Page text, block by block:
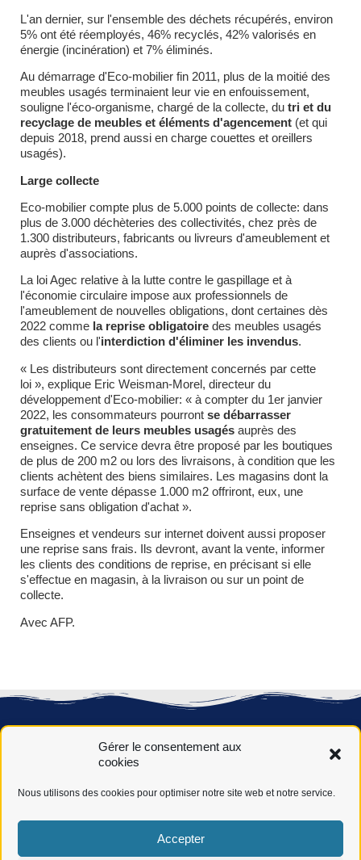
Gérer le consentement aux
cookies
Nous utilisons des cookies pour optimiser notre site web et notre service.
Accepter
L'an dernier, sur l'ensemble des déchets récupérés, environ
5% ont été réemployés, 46% recyclés, 42% valorisés en
énergie (incinération) et 7% éliminés.
Au démarrage d'Eco-mobilier fin 2011, plus de la moitié des
meubles usagés terminaient leur vie en enfouissement,
souligne l'éco-organisme, chargé de la collecte, du tri et du
recyclage de meubles et éléments d'agencement (et qui
depuis 2018, prend aussi en charge couettes et oreillers
usagés).
Large collecte
Eco-mobilier compte plus de 5.000 points de collecte: dans
plus de 3.000 déchèteries des collectivités, chez près de
1.300 distributeurs, fabricants ou livreurs d'ameublement et
auprès d'associations.
La loi Agec relative à la lutte contre le gaspillage et à
l'économie circulaire impose aux professionnels de
l'ameublement de nouvelles obligations, dont certaines dès
2022 comme la reprise obligatoire des meubles usagés
des clients ou l'interdiction d'éliminer les invendus.
« Les distributeurs sont directement concernés par cette
loi », explique Eric Weisman-Morel, directeur du
développement d'Eco-mobilier: « à compter du 1er janvier
2022, les consommateurs pourront se débarrasser
gratuitement de leurs meubles usagés auprès des
enseignes. Ce service devra être proposé par les boutiques
de plus de 200 m2 ou lors des livraisons, à condition que les
clients achètent des biens similaires. Les magasins dont la
surface de vente dépasse 1.000 m2 offriront, eux, une
reprise sans obligation d'achat ».
Enseignes et vendeurs sur internet doivent aussi proposer
une reprise sans frais. Ils devront, avant la vente, informer
les clients des conditions de reprise, en précisant si elle
s'effectue en magasin, à la livraison ou sur un point de
collecte.
Avec AFP.
Novéha, 50 ans de service auprès des jeunes, des actifs et
des entreprises dans leurs réussites, par l’acquisition des